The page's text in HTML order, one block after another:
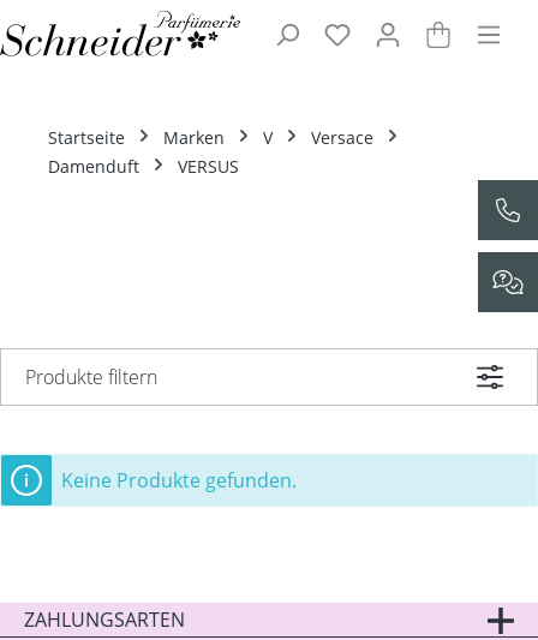
Zum Hauptinhalt springen
Startseite Marken V
Versace
Damenduft
VERSUS
Produkte filtern
Keine Produkte gefunden.
ZAHLUNGSARTEN